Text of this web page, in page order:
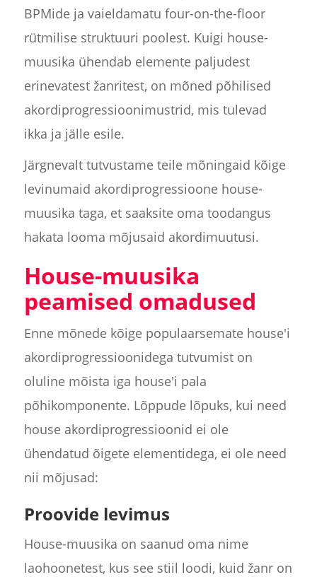
BPMide ja vaieldamatu four-on-the-floor
rütmilise struktuuri poolest. Kuigi house-
muusika ühendab elemente paljudest
erinevatest žanritest, on mõned põhilised
akordiprogressioonimustrid, mis tulevad
ikka ja jälle esile.
Järgnevalt tutvustame teile mõningaid kõige
levinumaid akordiprogressioone house-
muusika taga, et saaksite oma toodangus
hakata looma mõjusaid akordimuutusi.
House-muusika
peamised omadused
Enne mõnede kõige populaarsemate house'i
akordiprogressioonidega tutvumist on
oluline mõista iga house'i pala
põhikomponente. Lõppude lõpuks, kui need
house akordiprogressioonid ei ole
ühendatud õigete elementidega, ei ole need
nii mõjusad:
Proovide levimus
House-muusika on saanud oma nime
laohoonetest, kus see stiil loodi, kuid žanr on